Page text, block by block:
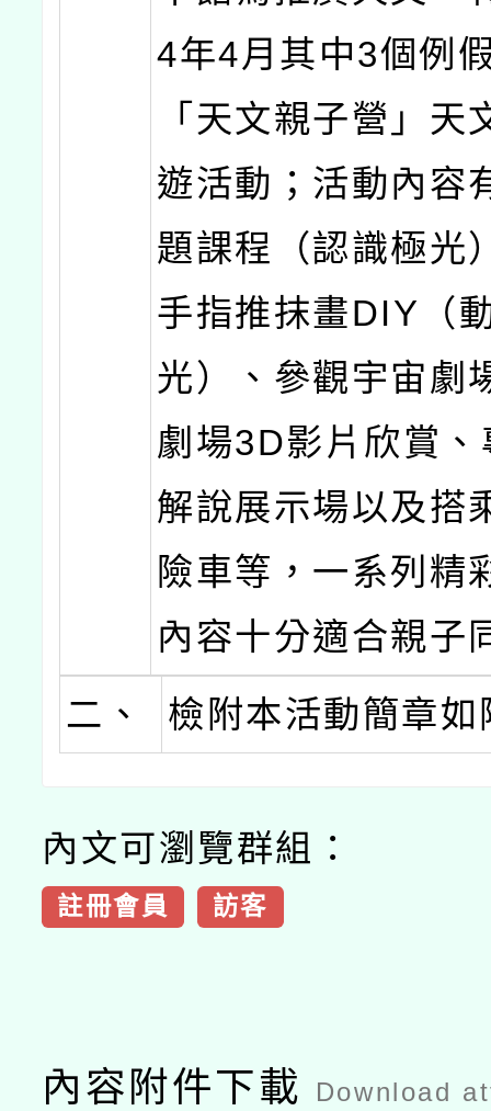
4年4月其中3個例
「天文親子營」天
遊活動；活動內容
題課程（認識極光
手指推抹畫DIY（
光）、參觀宇宙劇
劇場3D影片欣賞
解說展示場以及搭
險車等，一系列精
內容十分適合親子
二、
檢附本活動簡章如
內文可瀏覽群組：
註冊會員 訪客
內容附件下載 Download